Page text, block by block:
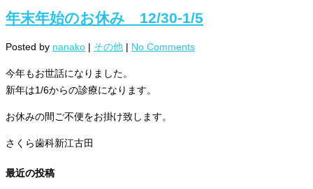
年末年始のお休み 12/30-1/5
Posted by nanako | その他 | No Comments
今年もお世話になりました。
新年は1/6からの診療になります。
お休みの間ご不便をお掛け致します。
さくら歯科新江古田
最近の投稿